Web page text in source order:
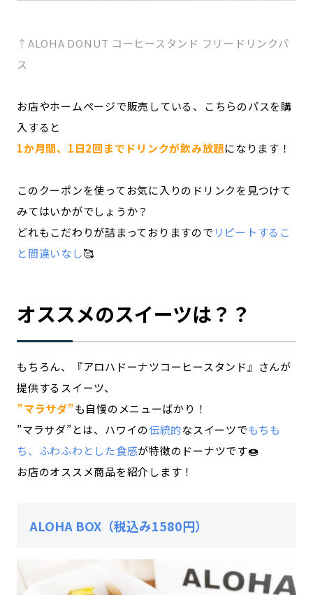
↑ALOHA DONUT コーヒースタンド フリードリンクパ
ス
お店やホームページで販売している、こちらのパスを購
入すると
1か月間、1日2回までドリンクが飲み放題になります！
このクーポンを使ってお気に入りのドリンクを見つけて
みてはいかがでしょうか？
どれもこだわりが詰まっておりますので リピートするこ
と間違いなし🥰
オススメのスイーツは？？
もちろん、『アロハドーナツコーヒースタンド』さんが
提供するスイーツ、
”マラサダ”も自慢のメニューばかり！
”マラサダ”とは、ハワイの伝統的なスイーツでもちも
ち、ふわふわとした食感が特徴のドーナツです🍩
お店のオススメ商品を紹介します！
ALOHA BOX（税込み1580円）